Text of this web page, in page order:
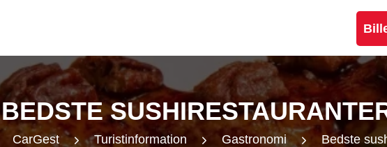
BEDSTE
CarGest Turistinformation Gastronomi Bedste